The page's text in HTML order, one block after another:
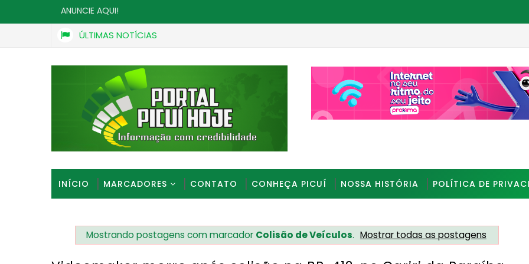
ANUNCIE AQUI!
ÚLTIMAS NOTÍCIAS
INÍCIO MARCADORES CONTATO CONHEÇA PICUÍ NOSSA HISTÓRIA POLÍTICA DE
Mostrando postagens com marcador Colisão de Veículos. Mostrar todas as postagens